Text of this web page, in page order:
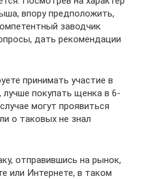
впору предположить,
заводчик
дать рекомендации
принимать участие в
лучше покупать щенка в 6-
могут проявиться
о таковых не знал
отправившись на рынок,
или Интернете, в таком